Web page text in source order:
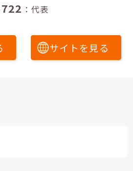
：代表
サイトを見る